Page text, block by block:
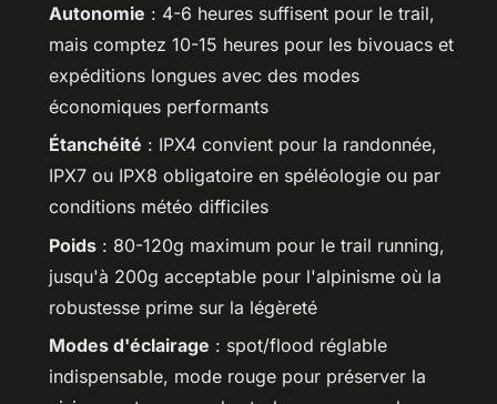
Autonomie : 4-6 heures suffisent pour le trail,
mais comptez 10-15 heures pour les bivouacs et
expéditions longues avec des modes
économiques performants
Étanchéité : IPX4 convient pour la randonnée,
IPX7 ou IPX8 obligatoire en spéléologie ou par
conditions météo difficiles
Poids : 80-120g maximum pour le trail running,
jusqu'à 200g acceptable pour l'alpinisme où la
robustesse prime sur la légèreté
Modes d'éclairage : spot/flood réglable
indispensable, mode rouge pour préserver la